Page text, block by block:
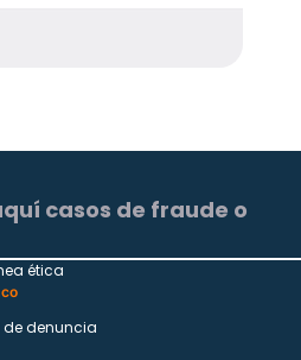
casos de fraude o
ética
denuncia